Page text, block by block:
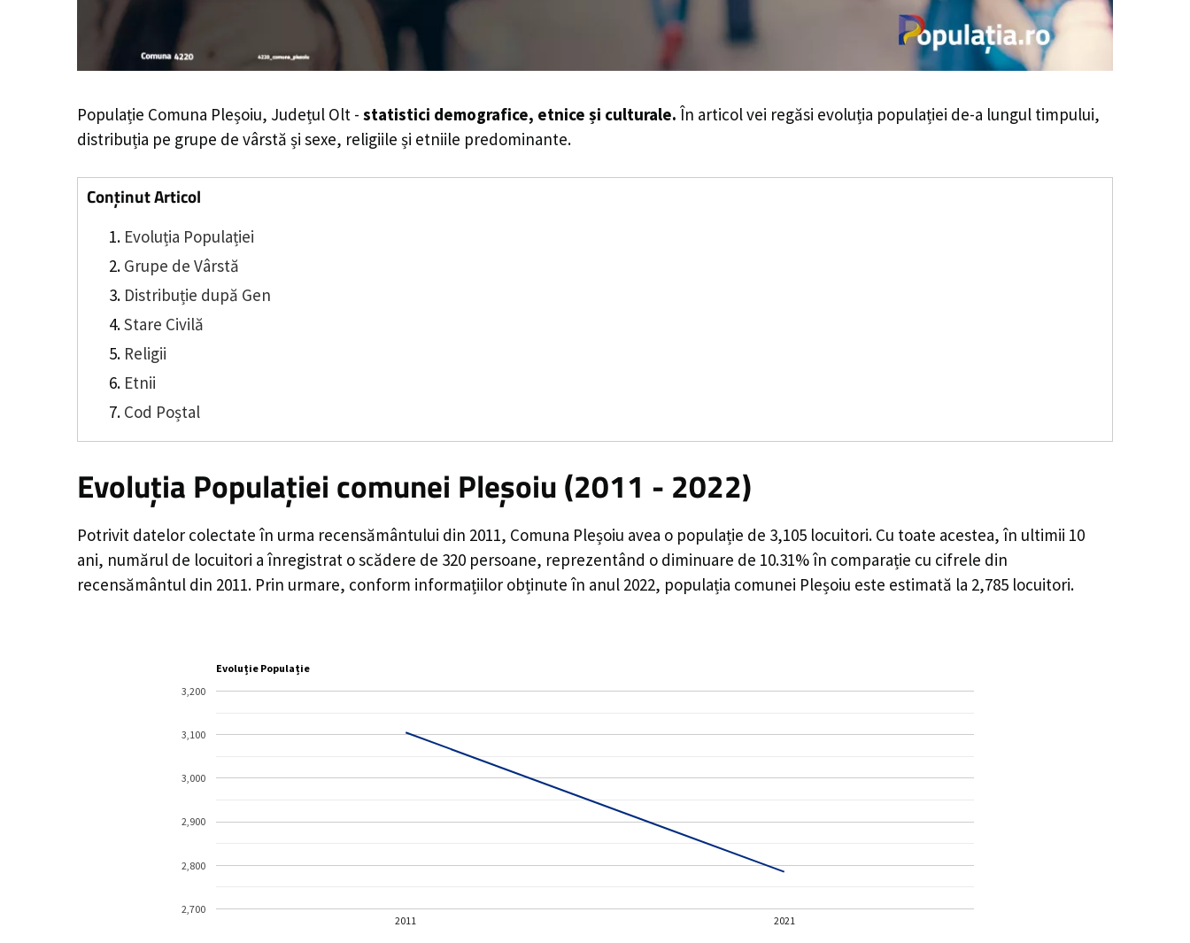
Populație Comuna Pleșoiu, Județul Olt - statistici demografice, etnice și culturale. În articol vei regăsi evoluția populației de-a lungul timpului,
distribuția pe grupe de vârstă și sexe, religiile și etniile predominante.
Conținut Articol
Evoluția Populației
Grupe de Vârstă
Distribuție după Gen
Stare Civilă
Religii
Etnii
Cod Poștal
Evoluția Populației comunei Pleșoiu (2011 - 2022)
Potrivit datelor colectate în urma recensământului din 2011, Comuna Pleșoiu avea o populație de 3,105 locuitori. Cu toate acestea, în ultimii 10
ani, numărul de locuitori a înregistrat oscădere de 320 persoane, reprezentând o diminuare de 10.31%în comparație cu cifrele din
recensământul din 2011. Prin urmare, conform informațiilor obținute în anul 2022, populația comunei Pleșoiu este estimată la 2,785 locuitori.
Evoluție Populație
2011 2021
2,700
2,800
2,900
3,000
3,100
3,200